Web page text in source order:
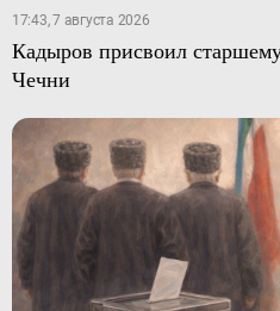
17:43, 7 августа 2026
Кадыров присвоил
Чечни